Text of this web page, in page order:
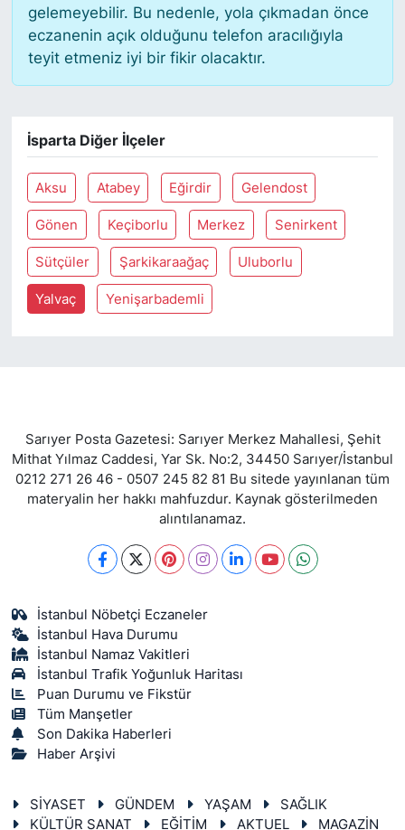
gelemeyebilir. Bu nedenle, yola çıkmadan önce
eczanenin açık olduğunu telefon aracılığıyla
teyit etmeniz iyi bir fikir olacaktır.
İsparta Diğer İlçeler
Aksu Atabey Eğirdir Gelendost
Gönen Keçiborlu Merkez Senirkent
Sütçüler Şarkikaraağaç Uluborlu
Yalvaç Yenişarbademli
Sarıyer Posta Gazetesi: Sarıyer Merkez Mahallesi, Şehit
Mithat Yılmaz Caddesi, Yar Sk. No:2, 34450 Sarıyer/İstanbul
0212 271 26 46 - 0507 245 82 81 Bu sitede yayınlanan tüm
materyalin her hakkı mahfuzdur. Kaynak gösterilmeden
alıntılanamaz.
İstanbul Nöbetçi Eczaneler
İstanbul Hava Durumu
İstanbul Namaz Vakitleri
İstanbul Trafik Yoğunluk Haritası
Puan Durumu ve Fikstür
Tüm Manşetler
Son Dakika Haberleri
Haber Arşivi
SİYASET GÜNDEM YAŞAM
SAĞLIK
KÜLTÜR SANAT
EĞİTİM AKTUEL MAGAZİN
SEKTÖR
SİYASET
SPOR
TEKNOLOJİ
TÜRKİYE VE DÜNYA GÜNDEMİ
VİDEO GALERİ